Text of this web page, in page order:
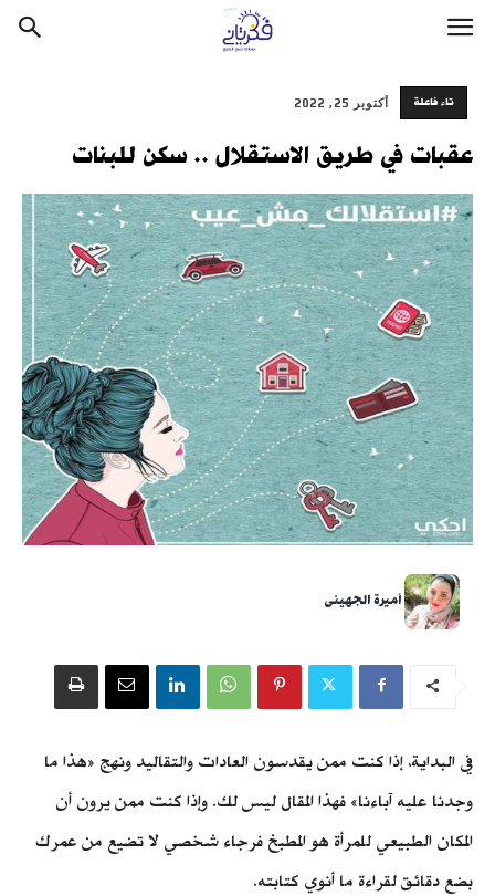
تاء فاعلة أكتوبر 25, 2022
عقبات في طريق الاستقلال .. سكن للبنات
أميرة الجهينى
في البداية، إذا كنت ممن يقدسون العادات والتقاليد ونهج «هذا ما
وجدنا عليه آباءنا» فهذا المقال ليس لك. وإذا كنت ممن يرون أن
المكان الطبيعي للمرأة هو المطبخ فرجاء شخصي لا تضيع من عمرك
بضع دقائق لقراءة ما أنوي كتابته.